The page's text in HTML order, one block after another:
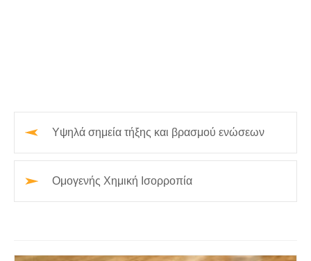
Υψηλά σημεία τήξης και βρασμού ενώσεων
Ομογενής Χημική Ισορροπία